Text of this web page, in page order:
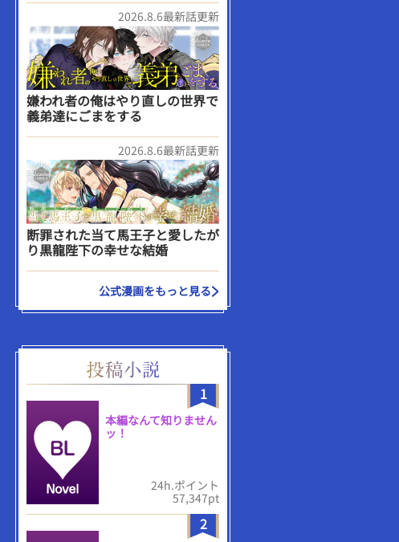
2026.8.6最新話更新
嫌われ者の俺はやり直しの世界で
義弟達にごまをする
2026.8.6最新話更新
断罪された当て馬王子と愛したが
り黒龍陛下の幸せな結婚
公式漫画をもっと見る
1
本編なんて知りません
ッ！
24h.ポイント
57,347pt
2